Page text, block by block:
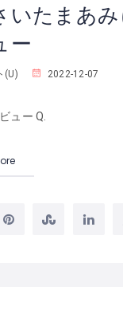
いたまあ
ー
(U) 2022-12-07
ュー Q.